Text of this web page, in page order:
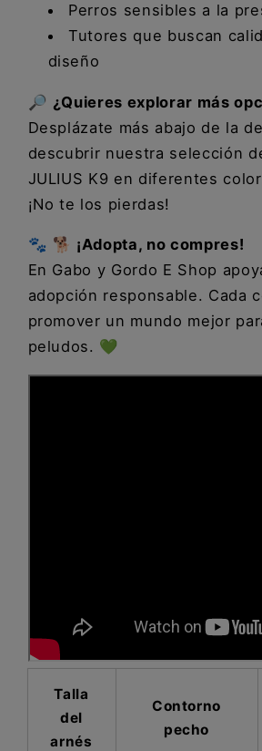
Perros sensibles a la
Tutores que buscan
diseño
🔎 ¿Quieres explorar más
Desplázate más abajo de la
descubrir nuestra selección
JULIUS K9 en diferentes
¡No te los pierdas!
🐾 🐕 ¡Adopta, no compres!
En Gabo y Gordo E Shop
adopción responsable. Cada
promover un mundo mejor
peludos. 💚
Talla
del
arnés
Contorno
pecho